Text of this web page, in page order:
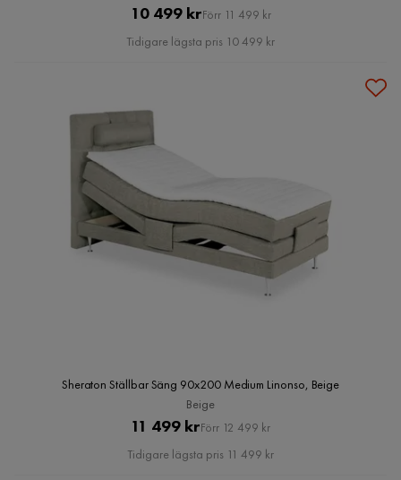
Pris
10 499 krOriginal
Pris
Förr 11 499 kr
Tidigare lägsta pris 10 499 kr
Sheraton Ställbar Säng 90x200 Medium Linonso, Beige
Beige
Pris
11 499 krOriginal
Pris
Förr 12 499 kr
Tidigare lägsta pris 11 499 kr